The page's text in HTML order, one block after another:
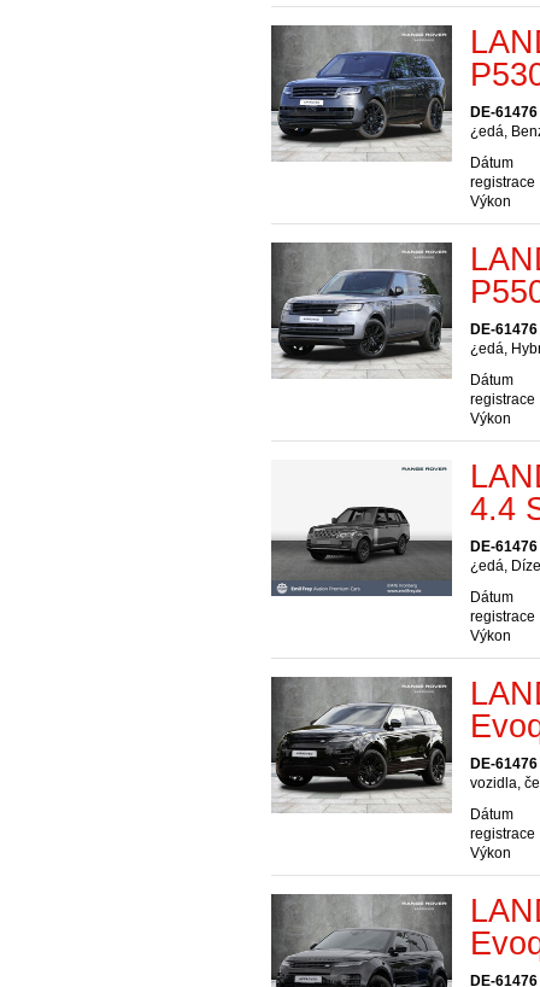
DE-
¿edá,
Dátum
registrace
Výkon
DE-
¿edá,
Dátum
registrace
Výkon
4.4
DE-
¿edá,
Dátum
registrace
Výkon
DE-
vozidla,
Dátum
registrace
Výkon
DE-